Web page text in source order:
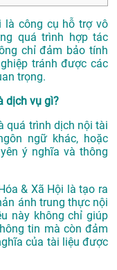
là công cụ hỗ trợ vô
quá trình hợp tác
chỉ đảm bảo tính
tránh được các
trọng.
dịch vụ gì?
quá trình dịch nội tài
ngữ khác, hoặc
ý nghĩa và thông
& Xã Hội là tạo ra
ánh trung thực nội
này không chỉ giúp
tin mà còn đảm
của tài liệu được